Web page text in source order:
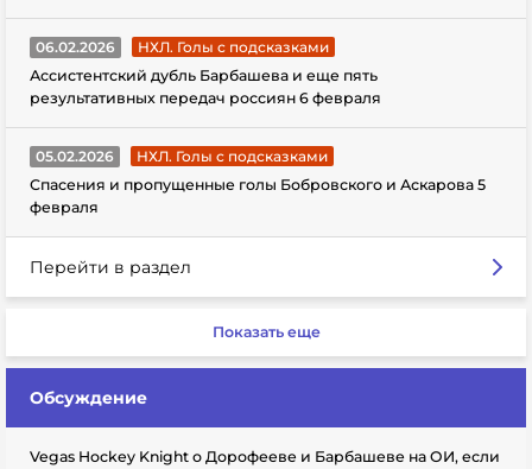
06.02.2026
НХЛ. Голы с подсказками
Ассистентский дубль Барбашева и еще пять
результативных передач россиян 6 февраля
05.02.2026
НХЛ. Голы с подсказками
Спасения и пропущенные голы Бобровского и Аскарова 5
февраля
Перейти в раздел
Показать еще
Обсуждение
Vegas Hockey Knight о Дорофееве и Барбашеве на ОИ, если